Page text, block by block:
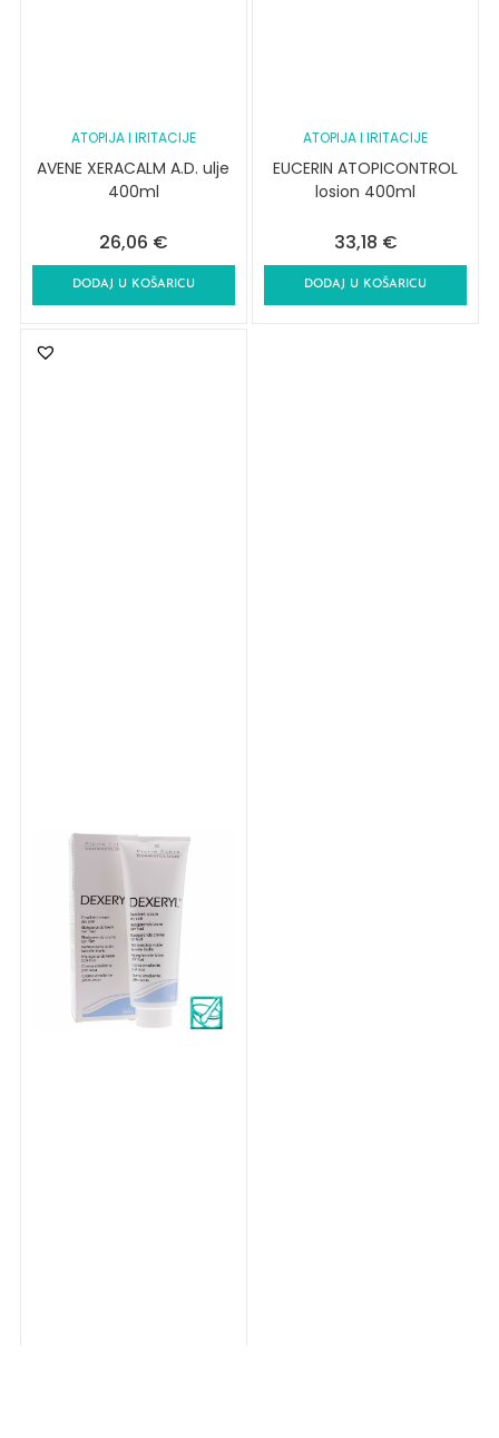
ATOPIJA I IRITACIJE
AVENE XERACALM A.D. ulje
400ml
26,06 €
DODAJ U KOŠARICU
ATOPIJA I IRITACIJE
EUCERIN ATOPICONTROL
losion 400ml
33,18 €
DODAJ U KOŠARICU